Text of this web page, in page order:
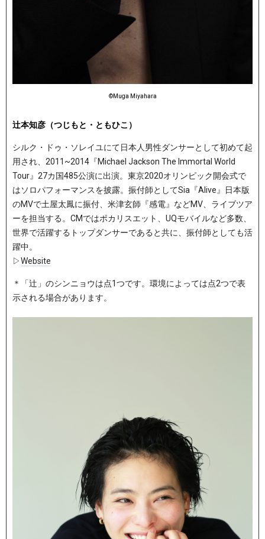
©︎Muga Miyahara
辻󠄀本知彦（つじもと・ともひこ）
シルク・ドゥ・ソレイユにて日本人男性ダンサーとして初めて起
用され、2011~2014『Michael Jackson The Immortal World
Tour』27カ国485公演に出演。東京2020オリンピック開会式で
はソロパフォーマンスを披露。振付師としてSia『Alive』日本版
のMVで土屋太鳳に振付、米津玄師『感電』などMV、ライブツア
ーを担当する。CMではポカリスエット、UQモバイルなど多数、
世界で活躍するトップダンサーであると共に、振付師としても活
躍中。
▷Website
＊「辻󠄀」のシンニョウは点1つです。環境によっては点2つで表
示される場合があります。